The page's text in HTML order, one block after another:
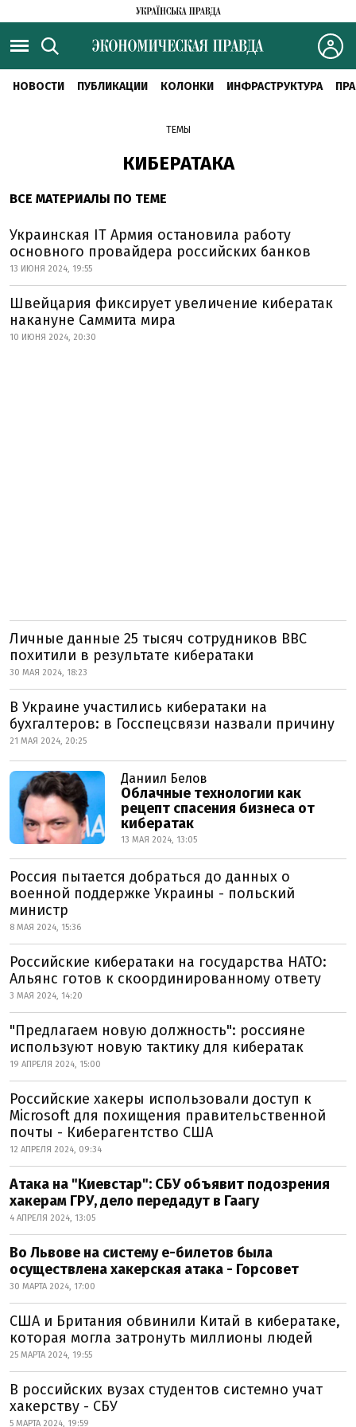
НОВОСТИ ПУБЛИКАЦИИ КОЛОНКИ ИНФРАСТРУКТУРА
ТЕМЫ
КИБЕРАТАКА
ВСЕ МАТЕРИАЛЫ ПО ТЕМЕ
Украинская IT Армия остановила работу
основного провайдера российских банков
13 ИЮНЯ 2024, 19:55
Швейцария фиксирует увеличение кибератак
накануне Саммита мира
10 ИЮНЯ 2024, 20:30
Личные данные 25 тысяч сотрудников BBC
похитили в результате кибератаки
30 МАЯ 2024, 18:23
В Украине участились кибератаки на
бухгалтеров: в Госспецсвязи назвали причину
21 МАЯ 2024, 20:25
Даниил Белов
Облачные технологии как
рецепт спасения бизнеса от
кибератак
13 МАЯ 2024, 13:05
Россия пытается добраться до данных о
военной поддержке Украины - польский
министр
8 МАЯ 2024, 15:36
Российские кибератаки на государства НАТО:
Альянс готов к скоординированному ответу
3 МАЯ 2024, 14:20
"Предлагаем новую должность": россияне
используют новую тактику для кибератак
19 АПРЕЛЯ 2024, 15:00
Российские хакеры использовали доступ к
Microsoft для похищения правительственной
почты - Киберагентство США
12 АПРЕЛЯ 2024, 09:34
Атака на "Киевстар": СБУ объявит подозрения
хакерам ГРУ, дело передадут в Гаагу
4 АПРЕЛЯ 2024, 13:05
Во Львове на систему е-билетов была
осуществлена хакерская атака - Горсовет
30 МАРТА 2024, 17:00
США и Британия обвинили Китай в кибератаке,
которая могла затронуть миллионы людей
25 МАРТА 2024, 19:55
В российских вузах студентов системно учат
хакерству - СБУ
5 МАРТА 2024, 19:59